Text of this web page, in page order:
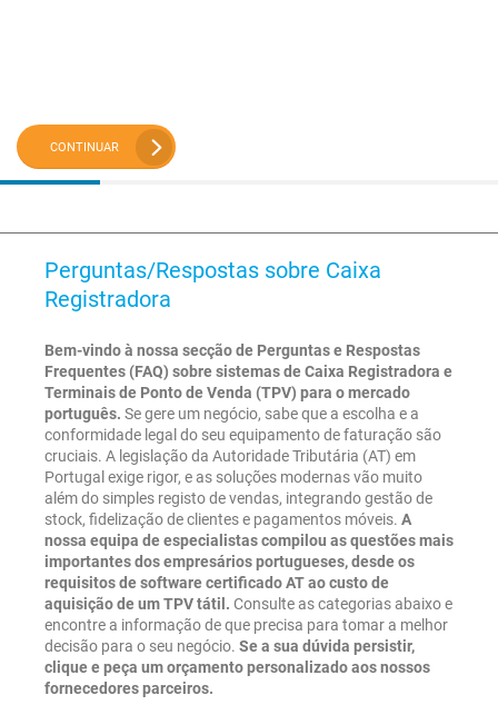
CONTINUAR
Perguntas/Respostas sobre Caixa
Registradora
Bem-vindo à nossa secção de Perguntas e Respostas
Frequentes (FAQ) sobre sistemas de Caixa Registradora e
Terminais de Ponto de Venda (TPV) para o mercado
português. Se gere um negócio, sabe que a escolha e a
conformidade legal do seu equipamento de faturação são
cruciais. A legislação da Autoridade Tributária (AT) em
Portugal exige rigor, e as soluções modernas vão muito
além do simples registo de vendas, integrando gestão de
stock, fidelização de clientes e pagamentos móveis. A
nossa equipa de especialistas compilou as questões mais
importantes dos empresários portugueses, desde os
requisitos de software certificado AT ao custo de
aquisição de um TPV tátil. Consulte as categorias abaixo e
encontre a informação de que precisa para tomar a melhor
decisão para o seu negócio. Se a sua dúvida persistir,
clique e peça um orçamento personalizado aos nossos
fornecedores parceiros.